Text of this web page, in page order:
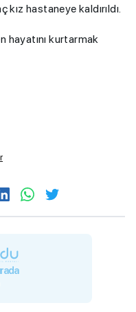
hastaneye kaldırıldı.
hayatını kurtarmak